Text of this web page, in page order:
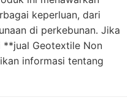
keperluan, dari
di perkebunan. Jika
Geotextile Non
informasi tentang